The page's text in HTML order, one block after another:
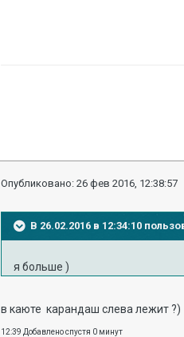
Опубликовано:26 фев 2016, 12:38:57
В 26.02.2016 в 12:34:10
я больше )
в каюте карандаш слева лежит ?)
12:39 Добавлено спустя 0 минут